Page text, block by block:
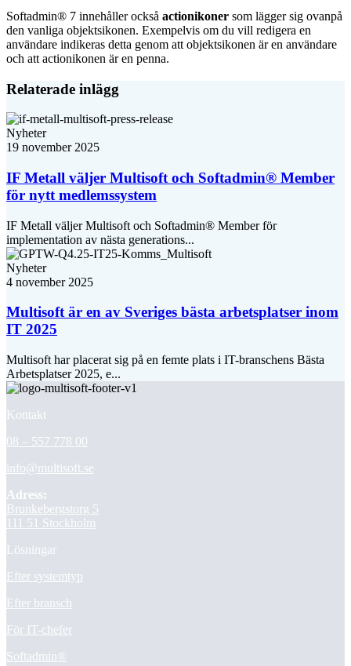
Softadmin® 7 innehåller också actionikoner som lägger sig ovanpå
den vanliga objektsikonen. Exempelvis om du vill redigera en
användare indikeras detta genom att objektsikonen är en användare
och att actionikonen är en penna.
Relaterade inlägg
Nyheter
19 november 2025
IF Metall väljer Multisoft och Softadmin® Member
för nytt medlemssystem
IF Metall väljer Multisoft och Softadmin® Member för
implementation av nästa generations...
Nyheter
4 november 2025
Multisoft är en av Sveriges bästa arbetsplatser inom
IT 2025
Multisoft har placerat sig på en femte plats i IT-branschens Bästa
Arbetsplatser 2025, e...
Kontakt
08 – 557 778 00
info@multisoft.se
Adress:
Brunkebergstorg 5
111 51 Stockholm
Lösningar
Efter systemtyp
Efter bransch
För IT-chefer
Softadmin®